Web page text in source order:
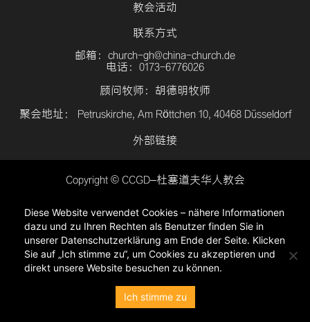
教会活动
联系方式
邮箱：church-gh@china-church.de
电话：0173-6776026
顾问牧师：胡德明牧师
聚会地址： Petruskirche, Am Röttchen 10, 40468 Düsseldorf
外部链接
Copyright © CCGD–杜塞道夫华人教会
隐私政策
Diese Website verwendet Cookies – nähere Informationen
dazu und zu Ihren Rechten als Benutzer finden Sie in
unserer Datenschutzerklärung am Ende der Seite. Klicken
Sie auf „Ich stimme zu“, um Cookies zu akzeptieren und
direkt unsere Website besuchen zu können.
Ich stimme zu